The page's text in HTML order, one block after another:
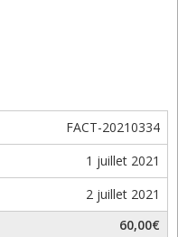
FACT-20210334
1 juillet 2021
2 juillet 2021
60,00€